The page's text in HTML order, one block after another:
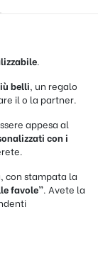
.
belli, un regalo
il o la partner.
appesa al
con i
con stampata la
favole”. Avete la